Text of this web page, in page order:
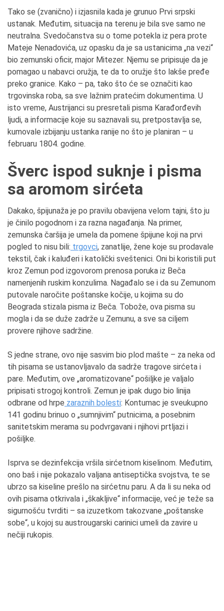
Tako se (zvanično) i izjasnila kada je grunuo Prvi srpski
ustanak. Međutim, situacija na terenu je bila sve samo ne
neutralna. Svedočanstva su o tome potekla iz pera prote
Mateje Nenadovića, uz opasku da je sa ustanicima „na vezi“
bio zemunski oficir, major Mitezer. Njemu se pripisuje da je
pomagao u nabavci oružja, te da to oružje što lakše pređe
preko granice. Kako – pa, tako što će se označiti kao
trgovinska roba, sa sve lažnim pratećim dokumentima. U
isto vreme, Austrijanci su presretali pisma Karađorđevih
ljudi, a informacije koje su saznavali su, pretpostavlja se,
kumovale izbijanju ustanka ranije no što je planiran – u
februaru 1804. godine.
Šverc ispod suknje i pisma
sa aromom sirćeta
Dakako, špijunaža je po pravilu obavijena velom tajni, što ju
je činilo pogodnom i za razna nagađanja. Na primer,
zemunska čaršija je umela da pomene špijune koji na prvi
pogled to nisu bili: trgovci, zanatlije, žene koje su prodavale
tekstil, čak i kaluđeri i katolički sveštenici. Oni bi koristili put
kroz Zemun pod izgovorom prenosa poruka iz Beča
namenjenih ruskim konzulima. Nagađalo se i da su Zemunom
putovale naročite poštanske kočije, u kojima su do
Beograda stizala pisma iz Beča. Tobože, ova pisma su
mogla i da se duže zadrže u Zemunu, a sve sa ciljem
provere njihove sadržine.
S jedne strane, ovo nije sasvim bio plod mašte – za neka od
tih pisama se ustanovljavalo da sadrže tragove sirćeta i
pare. Međutim, ove „aromatizovane“ pošiljke je valjalo
pripisati strogoj kontroli. Zemun je ipak dugo bio linija
odbrane od hrpe zaraznih bolesti: Kontumac je sveukupno
141 godinu brinuo o „sumnjivim“ putnicima, a posebnim
sanitetskim merama su podvrgavani i njihovi prtljazi i
pošiljke.
Isprva se dezinfekcija vršila sirćetnom kiselinom. Međutim,
ono baš i nije pokazalo valjana antiseptička svojstva, te se
ubrzo sa kiseline prešlo na sirćetnu paru. A da li su neka od
ovih pisama otkrivala i „škakljive“ informacije, već je teže sa
sigurnošću tvrditi – sa izuzetkom takozvane „poštanske
sobe“, u kojoj su austrougarski carinici umeli da zavire u
nečiji rukopis.